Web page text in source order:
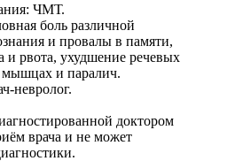
ЧМТ.
боль различной
и провалы в памяти,
и рвота, ухудшение речевых
мышцах и паралич.
невролог.
доктором
врача и не может